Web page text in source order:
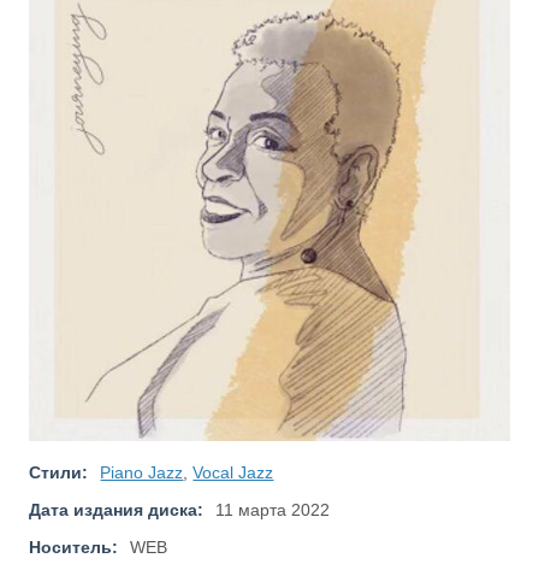
Стили: Piano Jazz ,Vocal Jazz
Дата издания диска:
11 марта 2022
Носитель:
WEB